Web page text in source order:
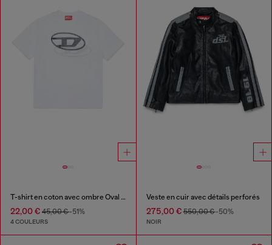
T-shirt en coton avec ombre Oval D
22,00 € 45,00 €-51%
4 COULEURS
Veste en cuir avec détails perforés
275,00 €550,00 €-50%
NOIR